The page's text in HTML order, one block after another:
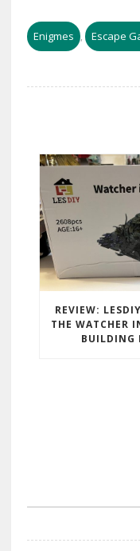
Enigmes , Escape
REVIEW:
THE WATCHER
BUILDING